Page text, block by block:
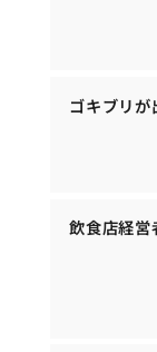
ゴキブリ
飲食店経営